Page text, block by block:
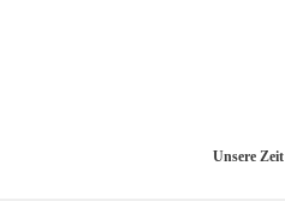
Unsere Zeit